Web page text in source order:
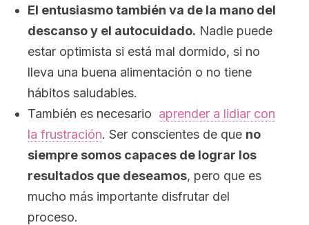
El entusiasmo también va de la mano del
descanso y el autocuidado. Nadie puede
estar optimista si está mal dormido, si no
lleva una buena alimentación o no tiene
hábitos saludables.
También es necesario aprender a lidiar con
la frustración. Ser conscientes de que no
siempre somos capaces de lograr los
resultados que deseamos, pero que es
mucho más importante disfrutar del
proceso.